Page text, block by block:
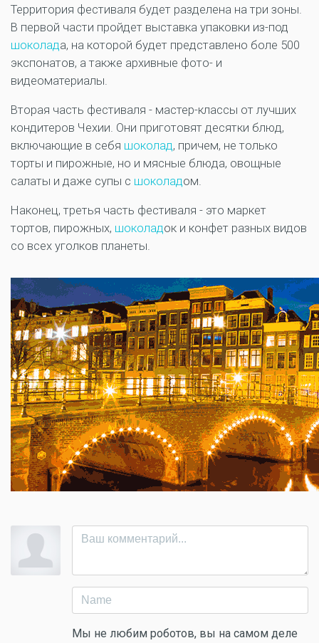
Территория фестиваля будет разделена на три зоны.
В первой части пройдет выставка упаковки из-под
шоколада, на которой будет представлено боле 500
экспонатов, а также архивные фото- и
видеоматериалы.
Вторая часть фестиваля - мастер-классы от лучших
кондитеров Чехии. Они приготовят десятки блюд,
включающие в себя шоколад, причем, не только
торты и пирожные, но и мясные блюда, овощные
салаты и даже супы с шоколадом.
Наконец, третья часть фестиваля - это маркет
тортов, пирожных, шоколадок и конфет разных видов
со всех уголков планеты.
Мы не любим роботов, вы на самом деле